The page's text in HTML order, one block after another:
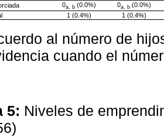
0a, b(0.0%) 0a, b (0.0%)
1 (0.4%) 1 (0.4%)
al número de
cuando el
5: Niveles de